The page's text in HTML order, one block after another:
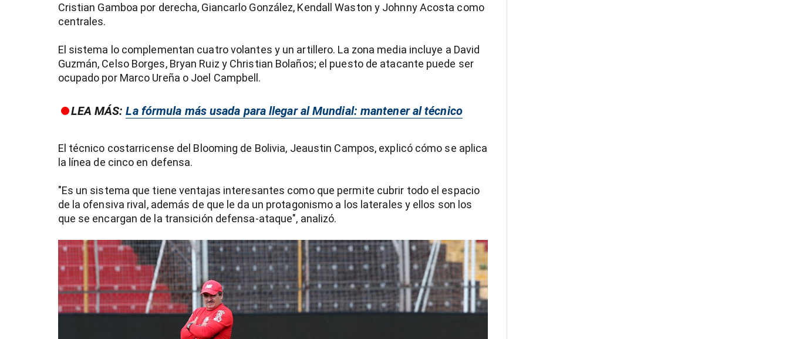
Cristian Gamboa por derecha, Giancarlo González, Kendall Waston y Johnny Acosta como
centrales.
El sistema lo complementan cuatro volantes y un artillero. La zona media incluye a David
Guzmán, Celso Borges, Bryan Ruiz y Christian Bolaños; el puesto de atacante puede ser
ocupado por Marco Ureña o Joel Campbell.
LEA MÁS:La fórmula más usada para llegar al Mundial: mantener al técnico
El técnico costarricense del Blooming de Bolivia, Jeaustin Campos, explicó cómo se aplica
la línea de cinco en defensa.
"Es un sistema que tiene ventajas interesantes como que permite cubrir todo el espacio
de la ofensiva rival, además de que le da un protagonismo a los laterales y ellos son los
que se encargan de la transición defensa-ataque", analizó.